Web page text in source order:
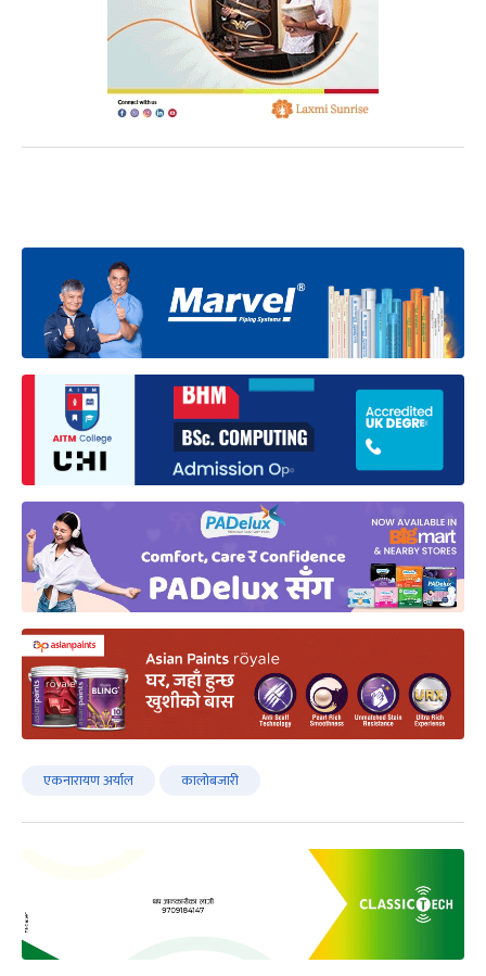
एकनारायण अर्याल कालोबजारी